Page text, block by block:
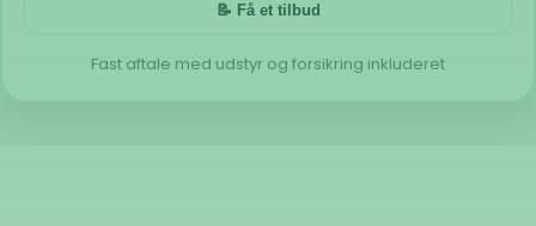
📝 Få et tilbud
Fast aftale med udstyr og forsikring inkluderet